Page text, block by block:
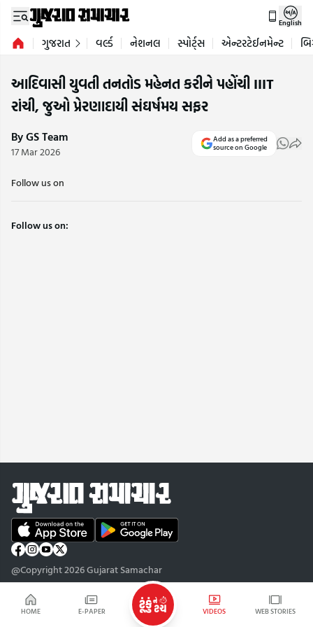
HOME E-PAPER VIDEOS WEB STORIES
English
ગુજરાત વર્લ્ડ નેશનલ સ્પોર્ટ્સ એન્ટરટેઈનમેન્ટ
આદિવાસી યુવતી તનતોડ મહેનત કરીને પહોંચી IIIT
રાંચી, જુઓ પ્રેરણાદાયી સંઘર્ષમય સફર
By GS Team
17 Mar 2026
Add as a preferred
source on Google
Follow us on
Follow us on:
@Copyright 2026 Gujarat Samachar